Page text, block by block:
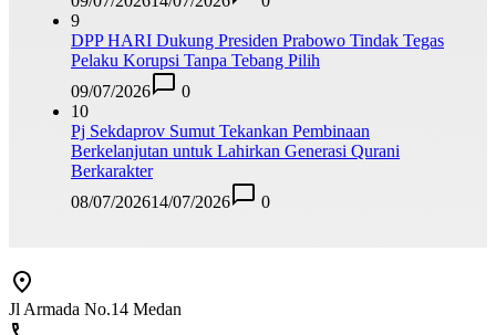
9
DPP HARI Dukung Presiden Prabowo Tindak Tegas
Pelaku Korupsi Tanpa Tebang Pilih
09/07/2026
0
10
Pj Sekdaprov Sumut Tekankan Pembinaan
Berkelanjutan untuk Lahirkan Generasi Qurani
Berkarakter
08/07/202614/07/2026 0
Jl Armada No.14 Medan